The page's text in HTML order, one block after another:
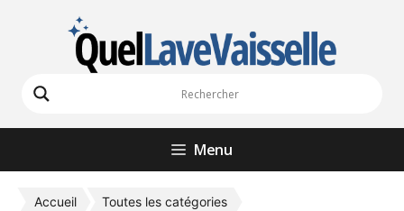
Menu
Accueil Toutes les catégories